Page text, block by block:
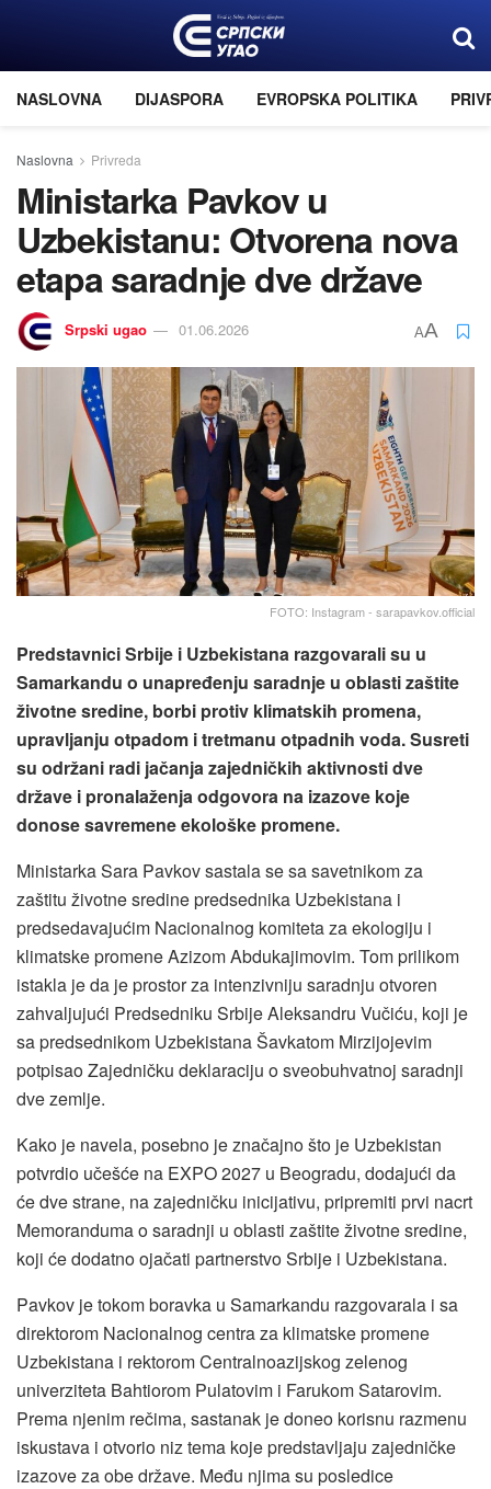
NASLOVNA DIJASPORA EVROPSKA POLITIKA
Naslovna Privreda
Ministarka Pavkov u
Uzbekistanu: Otvorena nova
etapa saradnje dve države
Srpski ugao 01.06.2026 AA
FOTO: Instagram - sarapavkov.official
Predstavnici Srbije i Uzbekistana razgovarali su u
Samarkandu o unapređenju saradnje u oblasti zaštite
životne sredine, borbi protiv klimatskih promena,
upravljanju otpadom i tretmanu otpadnih voda. Susreti
su održani radi jačanja zajedničkih aktivnosti dve
države i pronalaženja odgovora na izazove koje
donose savremene ekološke promene.
Ministarka Sara Pavkov sastala se sa savetnikom za
zaštitu životne sredine predsednika Uzbekistana i
predsedavajućim Nacionalnog komiteta za ekologiju i
klimatske promene Azizom Abdukajimovim. Tom prilikom
istakla je da je prostor za intenzivniju saradnju otvoren
zahvaljujući Predsedniku Srbije Aleksandru Vučiću, koji je
sa predsednikom Uzbekistana Šavkatom Mirzijojevim
potpisao Zajedničku deklaraciju o sveobuhvatnoj saradnji
dve zemlje.
Kako je navela, posebno je značajno što je Uzbekistan
potvrdio učešće na EXPO 2027 u Beogradu, dodajući da
će dve strane, na zajedničku inicijativu, pripremiti prvi nacrt
Memoranduma o saradnji u oblasti zaštite životne sredine,
koji će dodatno ojačati partnerstvo Srbije i Uzbekistana.
Pavkov je tokom boravka u Samarkandu razgovarala i sa
direktorom Nacionalnog centra za klimatske promene
Uzbekistana i rektorom Centralnoazijskog zelenog
univerziteta Bahtiorom Pulatovim i Farukom Satarovim.
Prema njenim rečima, sastanak je doneo korisnu razmenu
iskustava i otvorio niz tema koje predstavljaju zajedničke
izazove za obe države. Među njima su posledice